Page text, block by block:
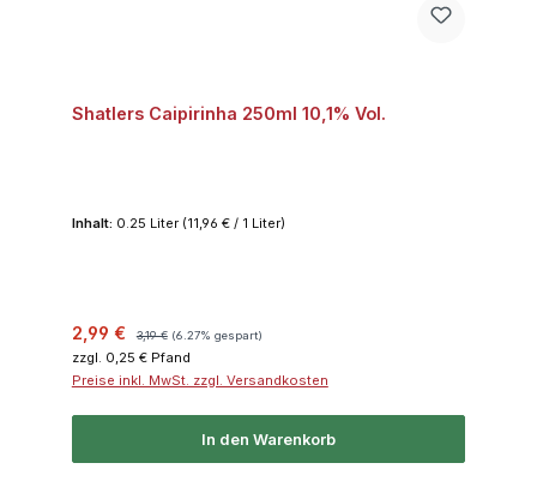
Shatlers Caipirinha 250ml 10,1% Vol.
Inhalt: 0.25 Liter (11,96 € / 1 Liter)
Verkaufspreis:
2,99 € Regulärer Preis:
3,19 € (6.27% gespart)
zzgl. 0,25 € Pfand
Preise inkl. MwSt. zzgl. Versandkosten
In den Warenkorb